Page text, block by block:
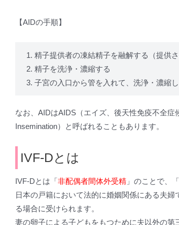
【AIDの手順】
精子提供者の凍結精子を融解する（提供
精子を洗浄・濃縮する
子宮の入口から管を入れて、洗浄・濃縮
なお、AIDはAIDS（エイズ、後天性免疫不全
Insemination）と呼ばれることもあります。
IVF-Dとは
IVF-Dとは「非配偶者間体外受精 」のことで、
日本の戸籍において法的に婚姻関係にある夫
る場合に受けられます。
妻の卵子による子どもをもつために夫以外の